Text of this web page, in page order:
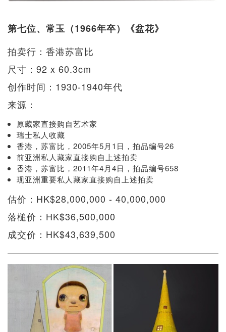
第七位、常玉（1966年卒）《盆花》
拍卖行：香港苏富比
尺寸：92 x 60.3cm
创作时间：1930-1940年代
来源：
原藏家直接购自艺术家
瑞士私人收藏
香港，苏富比，2005年5月1日，拍品编号26
前亚洲私人藏家直接购自上述拍卖
香港，苏富比，2011年4月4日，拍品编号658
现亚洲重要私人藏家直接购自上述拍卖
估价：HK$28,000,000 - 40,000,000
落槌价：HK$36,500,000
成交价：HK$43,639,500